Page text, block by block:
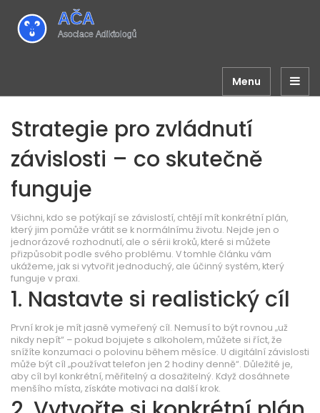
Menu
Strategie pro zvládnutí
závislosti – co skutečně
funguje
Všichni, kdo se potýkají se závislostí, chtějí mít konkrétní plán,
který jim pomůže vrátit se k normálnímu životu. Nejde jen o
jednorázové rozhodnutí, ale o sérii kroků, které si můžete
přizpůsobit podle svého problému. V tomhle článku vám
ukážeme, jak si vytvořit jednoduchý, ale účinný systém, který
funguje v praxi.
1. Nastavte si realistický cíl
První krok je mít jasně vymeřený cíl. Nemusí to být rovnou „už
nikdy nepít“ – pokud bojujete s alkoholem, můžete si říct, že
snížíte konzumaci o polovinu během měsíce. U digitální závislosti
může být cíl „používat telefon jen 2 hodiny denně“. Důležité je,
aby cíl byl konkrétní, měřitelný a dosažitelný. Když dosáhnete
menšího místa, získáte motivaci na další krok.